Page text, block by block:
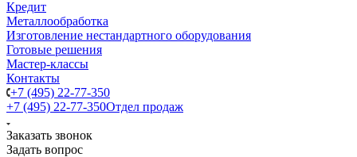
Кредит
Металлообработка
Изготовление нестандартного оборудования
Готовые решения
Мастер-классы
Контакты
+7 (495) 22-77-350
+7 (495) 22-77-350Отдел продаж
Заказать звонок
Задать вопрос